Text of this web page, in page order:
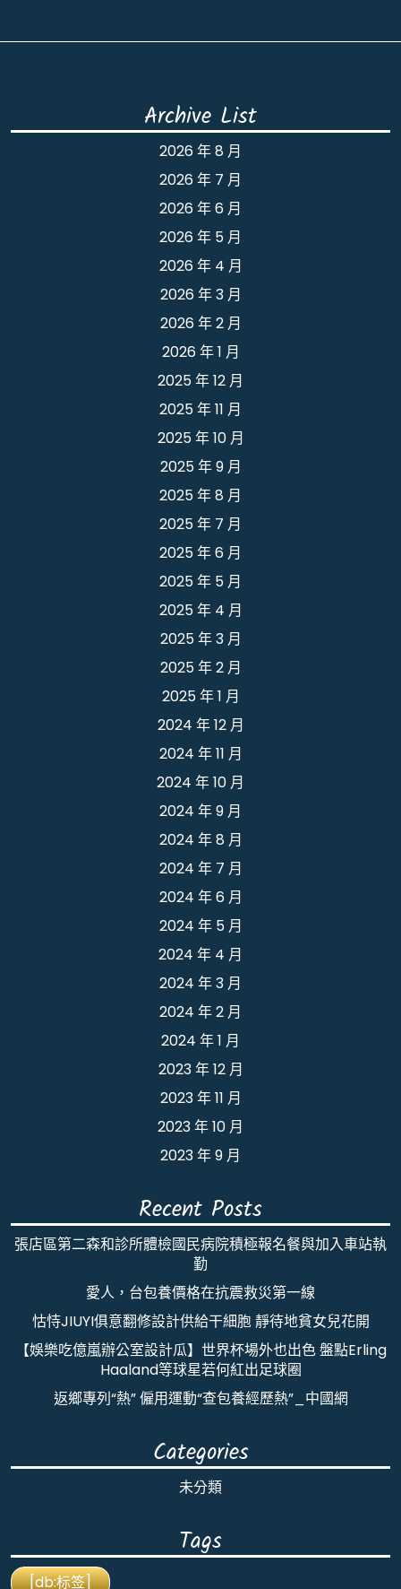
Archive List
2026 年 8 月
2026 年 7 月
2026 年 6 月
2026 年 5 月
2026 年 4 月
2026 年 3 月
2026 年 2 月
2026 年 1 月
2025 年 12 月
2025 年 11 月
2025 年 10 月
2025 年 9 月
2025 年 8 月
2025 年 7 月
2025 年 6 月
2025 年 5 月
2025 年 4 月
2025 年 3 月
2025 年 2 月
2025 年 1 月
2024 年 12 月
2024 年 11 月
2024 年 10 月
2024 年 9 月
2024 年 8 月
2024 年 7 月
2024 年 6 月
2024 年 5 月
2024 年 4 月
2024 年 3 月
2024 年 2 月
2024 年 1 月
2023 年 12 月
2023 年 11 月
2023 年 10 月
2023 年 9 月
Recent Posts
張店區第二森和診所體檢國民病院積極報名餐與加入車站執
勤
愛人，台包養價格在抗震救災第一線
怙恃JIUYI俱意翻修設計供給干細胞 靜待地貧女兒花開
【娛樂吃億嵐辦公室設計瓜】世界杯場外也出色 盤點Erling
Haaland等球星若何紅出足球圈
返鄉專列“熱” 僱用運動“查包養經歷熱”_中國網
Categories
未分類
Tags
[db:标签]